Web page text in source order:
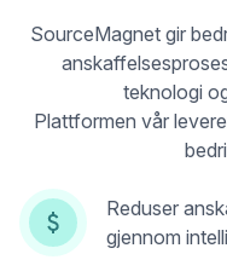
SourceMagnet gir
teknologi
Plattformen vår
Reduser
gjennom